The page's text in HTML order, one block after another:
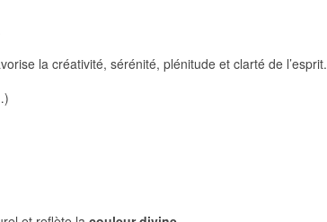
la créativité, sérénité, plénitude et clarté de l’esprit.